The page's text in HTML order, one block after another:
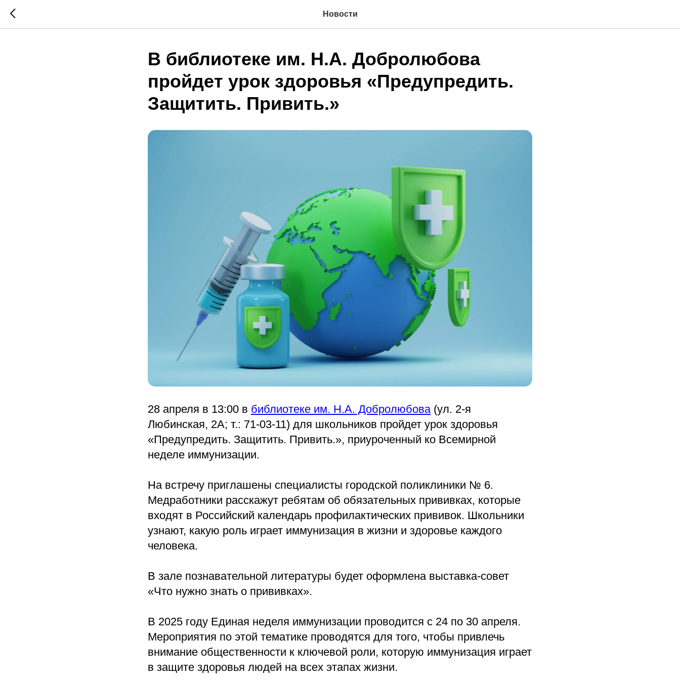
Новости
В библиотеке им. Н.А. Добролюбова
пройдет урок здоровья «Предупредить.
Защитить. Привить.»
28 апреля в 13:00 в библиотеке им. Н.А. Добролюбова (ул. 2-я
Любинская, 2А; т.: 71-03-11) для школьников пройдет урок здоровья
«Предупредить. Защитить. Привить.», приуроченный ко Всемирной
неделе иммунизации.
На встречу приглашены специалисты городской поликлиники № 6.
Медработники расскажут ребятам об обязательных прививках, которые
входят в Российский календарь профилактических прививок. Школьники
узнают, какую роль играет иммунизация в жизни и здоровье каждого
человека.
В зале познавательной литературы будет оформлена выставка-совет
«Что нужно знать о прививках».
В 2025 году Единая неделя иммунизации проводится с 24 по 30 апреля.
Мероприятия по этой тематике проводятся для того, чтобы привлечь
внимание общественности к ключевой роли, которую иммунизация играет
в защите здоровья людей на всех этапах жизни.